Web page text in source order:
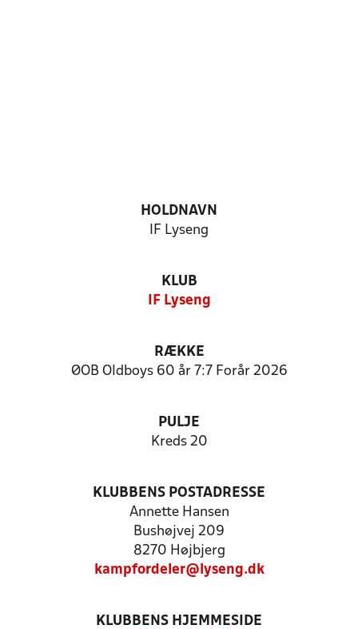
HOLDNAVN
IF Lyseng
KLUB
IF Lyseng
RÆKKE
ØOB Oldboys 60 år 7:7 Forår 2026
PULJE
Kreds 20
KLUBBENS POSTADRESSE
Annette Hansen
Bushøjvej 209
8270 Højbjerg
kampfordeler@lyseng.dk
KLUBBENS HJEMMESIDE